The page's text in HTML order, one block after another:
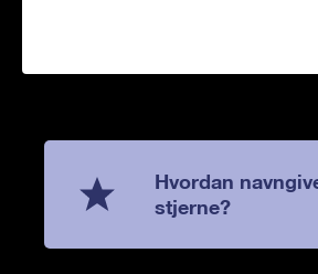
Hvordan
stjerne?